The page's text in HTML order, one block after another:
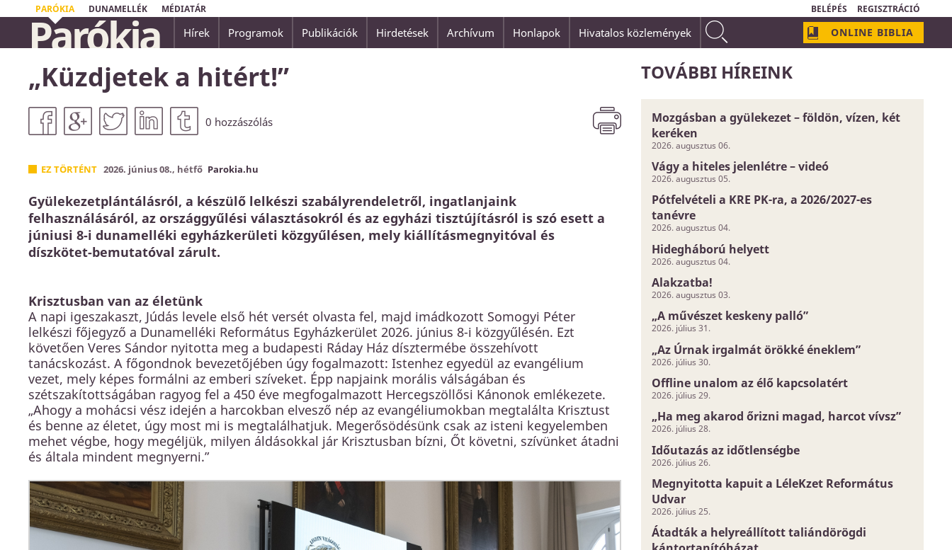
PARÓKIA DUNAMELLÉK MÉDIATÁR BELÉPÉS REGISZTRÁCIÓ
...nincsen üdvösség senki másban, mert nem is adatott az
embereknek az ég alatt másnév, amely által üdvözülhetnénk.
Apostolok Cselekedetei 4,12
"Isten szeretete nem valami homályos és bizonytalan dolog;Isten szeretetének neve van:
Parókia Hírek Programok Publikációk Hirdetések Archívum Honlapok Hivatalos közlemények ONLINE BIBLIA
„Küzdjetek a hitért!”
0 hozzászólás
EZ TÖRTÉNT 2026. június 08., hétfő Parokia.hu
Gyülekezetplántálásról, a készülő lelkészi szabályrendeletről, ingatlanjaink
felhasználásáról, az országgyűlési választásokról és az egyházi tisztújításról is szó esett a
júniusi 8-i dunamelléki egyházkerületi közgyűlésen, mely kiállításmegnyitóval és
díszkötet-bemutatóval zárult.
Krisztusban van az életünk
A napi igeszakaszt, Júdás levele első hét versét olvasta fel, majd imádkozott Somogyi Péter
lelkészi főjegyző a Dunamelléki Református Egyházkerület 2026. június 8-i közgyűlésén. Ezt
követően Veres Sándor nyitotta meg a budapesti Ráday Ház dísztermébe összehívott
tanácskozást. A főgondnok bevezetőjében úgy fogalmazott: Istenhez egyedül az evangélium
vezet, mely képes formálni az emberi szíveket. Épp napjaink morális válságában és
szétszakítottságában ragyog fel a 450 éve megfogalmazott Hercegszöllősi Kánonok emlékezete.
„Ahogy a mohácsi vész idején a harcokban elvesző nép az evangéliumokban megtalálta Krisztust
és benne az életet, úgy most mi is megtalálhatjuk. Megerősödésünk csak az isteni kegyelemben
mehet végbe, hogy megéljük, milyen áldásokkal jár Krisztusban bízni, Őt követni, szívünket átadni
és általa mindent megnyerni.”
TOVÁBBI HÍREINK
Mozgásban a gyülekezet – földön, vízen, két
keréken
2026. augusztus 06.
Vágy a hiteles jelenlétre – videó
2026. augusztus 05.
Pótfelvételi a KRE PK-ra, a 2026/2027-es
tanévre
2026. augusztus 04.
Hidegháború helyett
2026. augusztus 04.
Alakzatba!
2026. augusztus 03.
„A művészet keskeny palló”
2026. július 31.
„Az Úrnak irgalmát örökké éneklem”
2026. július 30.
Offline unalom az élő kapcsolatért
2026. július 29.
„Ha meg akarod őrizni magad, harcot vívsz”
2026. július 28.
Időutazás az időtlenségbe
2026. július 26.
Megnyitotta kapuit a LéleKzet Református
Udvar
2026. július 25.
Átadták a helyreállított taliándörögdi